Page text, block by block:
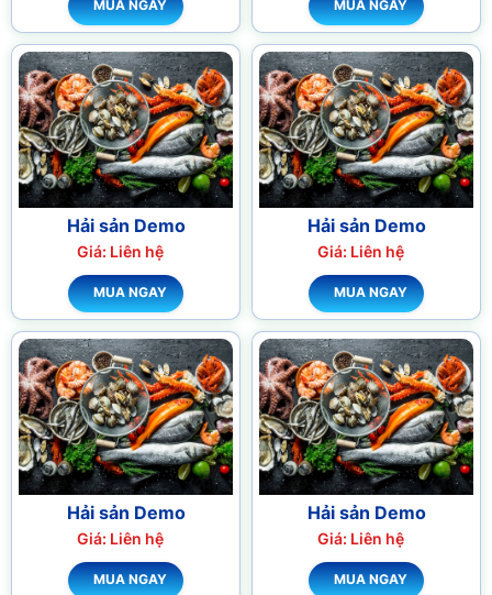
MUA NGAY MUA NGAY
Hải sản Demo
Giá: Liên hệ
MUA NGAY
Hải sản Demo
Giá: Liên hệ
MUA NGAY
Hải sản Demo
Giá: Liên hệ
MUA NGAY
Hải sản Demo
Giá: Liên hệ
MUA NGAY